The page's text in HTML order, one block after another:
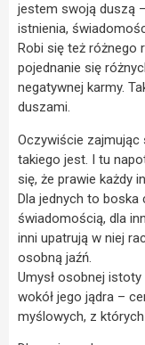
jestem swoją duszą
istnienia,
Robi się też różnego
pojednanie się
negatywnej karmy.
duszami.
Oczywiście
takiego jest. I tu
się, że prawie każdy
Dla jednych to
świadomością, dla
inni upatrują w niej
osobną jaźń.
Umysł osobnej istoty
wokół jego jądra –
myślowych, z